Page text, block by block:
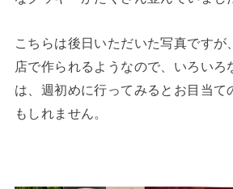
こちらは後日いただいた写真ですが
店で作られるようなので、いろいろ
は、週初めに行ってみるとお目当て
もしれません。